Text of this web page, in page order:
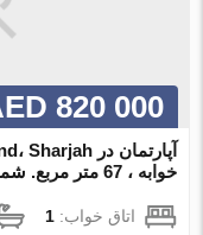
820 000 AED
خوابه ، 67 متر مربع. شماره 666191
اتاق خواب:1